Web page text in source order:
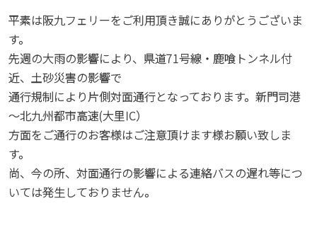
平素は阪九フェリーをご利用頂き誠にありがとうございま
す。
先週の大雨の影響により、県道71号線・鹿喰トンネル付
近、土砂災害の影響で
通行規制により片側対面通行となっております。新門司港
～北九州都市高速(大里IC）
方面をご通行のお客様はご注意頂けます様お願い致しま
す。
尚、今の所、対面通行の影響による連絡バスの遅れ等につ
いては発生しておりません。